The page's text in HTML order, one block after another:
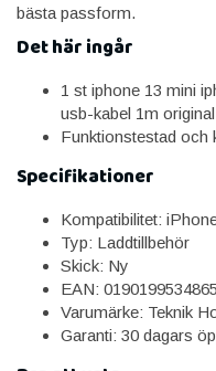
bästa passform.
Det här ingår
1 st iphone 13 mini
usb-kabel 1m
Funktionstestad och
Specifikationer
Kompatibilitet:
Typ: Laddtillbehör
Skick: Ny
EAN: 0190199534865
Varumärke: Teknik
Garanti: 30 dagars